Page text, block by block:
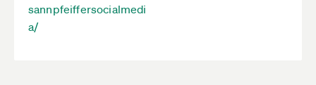
sannpfeiffersocialmedi
a/